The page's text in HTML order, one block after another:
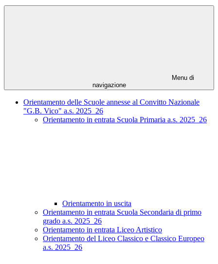
Menu di
navigazione
Orientamento delle Scuole annesse al Convitto Nazionale
"G.B. Vico" a.s. 2025_26
Orientamento in entrata Scuola Primaria a.s. 2025_26
Orientamento in uscita
Orientamento in entrata Scuola Secondaria di primo
grado a.s. 2025_26
Orientamento in entrata Liceo Artistico
Orientamento del Liceo Classico e Classico Europeo
a.s. 2025_26